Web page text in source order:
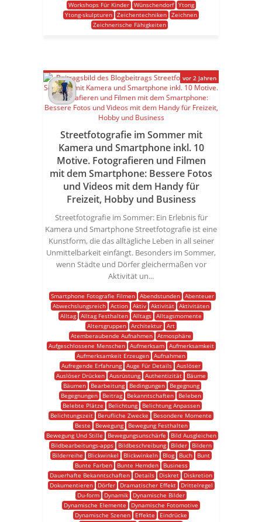
Workshops Für Kinder
Wünschendorf
Ytong
Ytong-skulpturen Zeichentechniken Zeichnen
Zeichnerische Fähigkeiten
Streetfotografie im Sommer mit
Kamera und Smartphone inkl. 10
Motive. Fotografieren und Filmen
mit dem Smartphone: Bessere Fotos
und Videos mit dem Handy für
Freizeit, Hobby und Business
Streetfotografie im Sommer: Ein Erlebnis für
Kamera und Smartphone Streetfotografie ist eine
Kunstform, die das alltägliche Leben in all seiner
Unmittelbarkeit einfängt. Besonders im Sommer,
wenn Städte und Dörfer gleichermaßen vor
Aktivität un...
Smartphone Fotografie Filmen Abendstunden Abenteuer
Abwechslungsreich Action Aktiv Aktivität Aktivitäten
Alltag Alltag Festhalten Alltags Alltagsmomente
Altersgruppen Architektur Art
Atemberaubende Aufnahmen Atmosphäre
Aufgeschlossene Menschen
Aufmerksam
Aufmerksamkeit
Aufmerksamkeit Erzeugen Aufnahmen
Aufregende Erfahrung Auge Für Details Auslöser
Auslöser Drücken Ausrüstung Authentizität
Bäume
Bäumen
Bearbeitung Bedingungen
Begegnung
Begegnungen
Beitrag Bekanntschaften
Beleben
Belebte Plätze
Belichtung
Belichtung Anpassen
Belichtungszeit
Berufliche Zwecke
Besondere Momente
Beste
Bewegung
Bewegung Festhalten
Bewegung Und Stille
Bewegungsunschärfe
Bild Ausgleichen
Bildbearbeitungs-apps
Bildbeschreibung Bilder
Bildern
Bilderreihe
Blickwinkel Blickwinkeln Blog Buch
Bunt
Bunte Farben
Bunte Hemden
Business
Dauerhafte Bekanntschaften
Details Diskret
Diskretion
Dokumentieren
Dörfer Dramatischer Effekt
Drittelregel
Du-form
Dynamik
Dynamische Bilder
Dynamische Elemente
Dynamische Fotomotive
Dynamische Szenen
Effekte
Eindrücke
vor 2 Jahren